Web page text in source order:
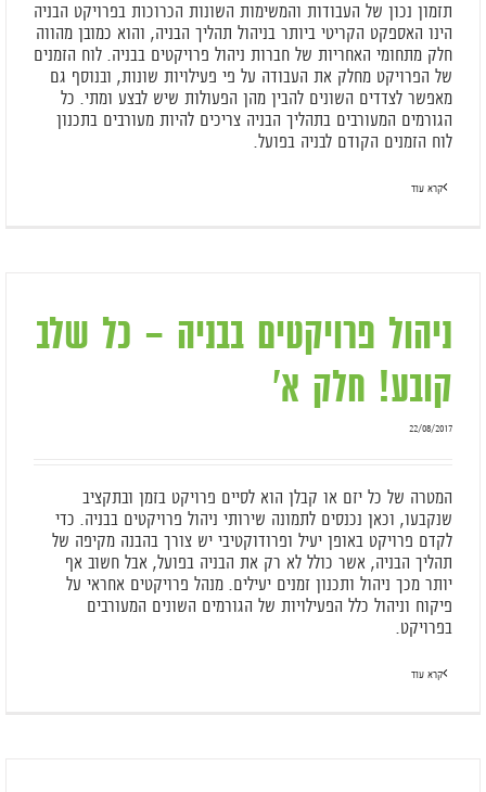
תזמון נכון של העבודות והמשימות השונות הכרוכות בפרויקט הבניה
הינו האספקט הקריטי ביותר בניהול תהליך הבניה, והוא כמובן מהווה
חלק מתחומי האחריות של חברות ניהול פרויקטים בבניה. לוח הזמנים
של הפרויקט מחלק את העבודה על פי פעילויות שונות, ובנוסף גם
מאפשר לצדדים השונים להבין מהן הפעולות שיש לבצע ומתי. כל
הגורמים המעורבים בתהליך הבניה צריכים להיות מעורבים בתכנון
לוח הזמנים הקודם לבניה בפועל.
קרא עוד
ניהול פרויקטים בבניה – כל שלב
קובע! חלק א'
22/08/2017
המטרה של כל יזם או קבלן הוא לסיים פרויקט בזמן ובתקציב
שנקבעו, וכאן נכנסים לתמונה שירותי ניהול פרויקטים בבניה. כדי
לקדם פרויקט באופן יעיל ופרודוקטיבי יש צורך בהבנה מקיפה של
תהליך הבניה, אשר כולל לא רק את הבניה בפועל, אבל חשוב אף
יותר מכך ניהול ותכנון זמנים יעילים. מנהל פרויקטים אחראי על
פיקוח וניהול כלל הפעילויות של הגורמים השונים המעורבים
בפרויקט.
קרא עוד